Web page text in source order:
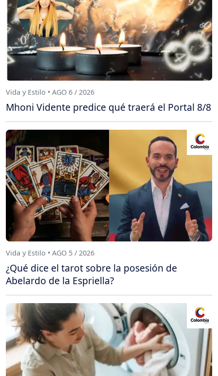
Vida y Estilo • AGO 6 / 2026
Mhoni Vidente predice qué traerá el Portal 8/8
Vida y Estilo • AGO 5 / 2026
¿Qué dice el tarot sobre la posesión de
Abelardo de la Espriella?